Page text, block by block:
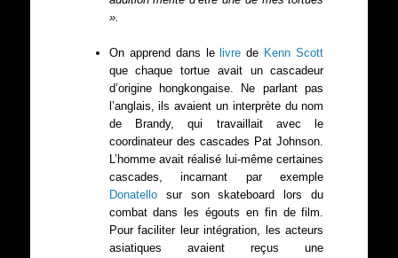
».
On apprend dans le livre de Kenn Scott
que chaque tortue avait un cascadeur
d’origine hongkongaise. Ne parlant pas
l’anglais, ils avaient un interprète du nom
de Brandy, qui travaillait avec le
coordinateur des cascades Pat Johnson.
L’homme avait réalisé lui-même certaines
cascades, incarnant par exemple
Donatellosur son skateboard lors du
combat dans les égouts en fin de film.
Pour faciliter leur intégration, les acteurs
asiatiques avaient reçus une